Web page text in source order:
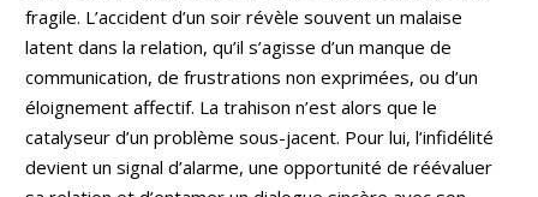
fragile. L’accident d’un soir révèle souvent un malaise
latent dans la relation, qu’il s’agisse d’un manque de
communication, de frustrations non exprimées, ou d’un
éloignement affectif. La trahison n’est alors que le
catalyseur d’un problème sous-jacent. Pour lui, l’infidélité
devient un signal d’alarme, une opportunité de réévaluer